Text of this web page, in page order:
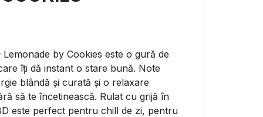
Lemonade by Cookies este o gură de
îți dă instant o stare bună. Note
blândă și curată și o relaxare
să te încetinească. Rulat cu grijă în
este perfect pentru chill de zi, pentru